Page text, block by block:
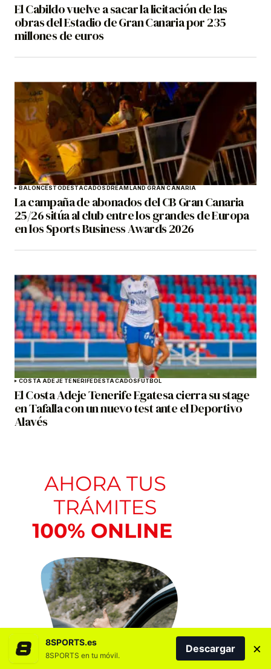
El Cabildo vuelve a sacar la licitación de las
obras del Estadio de Gran Canaria por 235
millones de euros
BALONCESTO DESTACADOS DREAMLAND GRAN CANARIA
La campaña de abonados del CB Gran Canaria
25/26 sitúa al club entre los grandes de Europa
en los Sports Business Awards 2026
COSTA ADEJE TENERIFE DESTACADOS FÚTBOL
El Costa Adeje Tenerife Egatesa cierra su stage
en Tafalla con un nuevo test ante el Deportivo
Alavés
8SPORTS.es
8SPORTS en tu móvil.
Descargar ×